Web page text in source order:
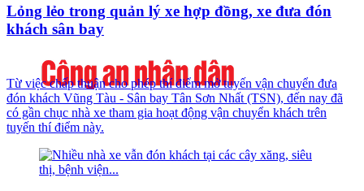
Lỏng lẻo trong quản lý xe hợp đồng, xe đưa đón
khách sân bay
Từ việc chấp thuận cho phép thí điểm mở tuyến vận chuyển đưa
đón khách Vũng Tàu - Sân bay Tân Sơn Nhất (TSN), đến nay đã
có gần chục nhà xe tham gia hoạt động vận chuyển khách trên
tuyến thí điểm này.